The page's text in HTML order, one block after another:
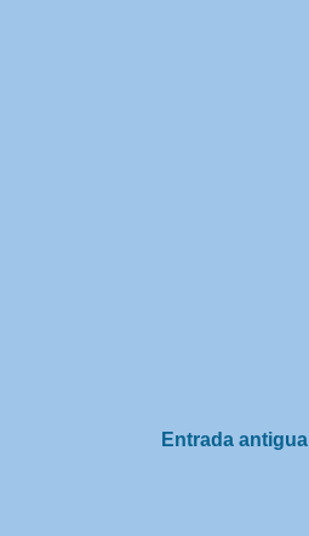
Entrada antigua